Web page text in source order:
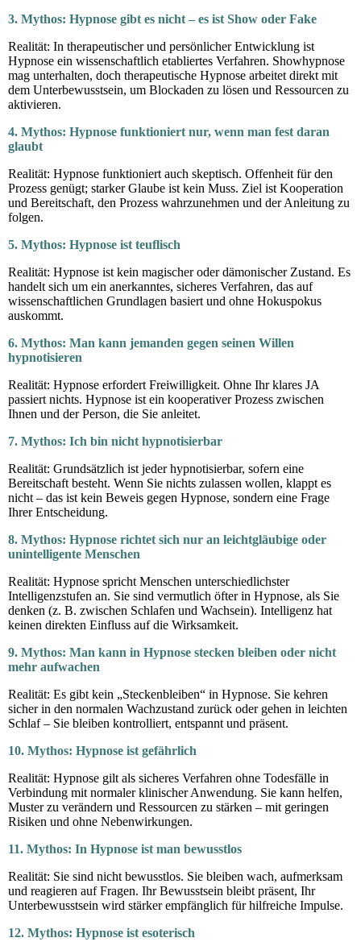
3. Mythos: Hypnose gibt es nicht – es ist Show oder Fake
Realität: In therapeutischer und persönlicher Entwicklung ist
Hypnose ein wissenschaftlich etabliertes Verfahren. Showhypnose
mag unterhalten, doch therapeutische Hypnose arbeitet direkt mit
dem Unterbewusstsein, um Blockaden zu lösen und Ressourcen zu
aktivieren.
4. Mythos: Hypnose funktioniert nur, wenn man fest daran
glaubt
Realität: Hypnose funktioniert auch skeptisch. Offenheit für den
Prozess genügt; starker Glaube ist kein Muss. Ziel ist Kooperation
und Bereitschaft, den Prozess wahrzunehmen und der Anleitung zu
folgen.
5. Mythos: Hypnose ist teuflisch
Realität: Hypnose ist kein magischer oder dämonischer Zustand. Es
handelt sich um ein anerkanntes, sicheres Verfahren, das auf
wissenschaftlichen Grundlagen basiert und ohne Hokuspokus
auskommt.
6. Mythos: Man kann jemanden gegen seinen Willen
hypnotisieren
Realität: Hypnose erfordert Freiwilligkeit. Ohne Ihr klares JA
passiert nichts. Hypnose ist ein kooperativer Prozess zwischen
Ihnen und der Person, die Sie anleitet.
7. Mythos: Ich bin nicht hypnotisierbar
Realität: Grundsätzlich ist jeder hypnotisierbar, sofern eine
Bereitschaft besteht. Wenn Sie nichts zulassen wollen, klappt es
nicht – das ist kein Beweis gegen Hypnose, sondern eine Frage
Ihrer Entscheidung.
8. Mythos: Hypnose richtet sich nur an leichtgläubige oder
unintelligente Menschen
Realität: Hypnose spricht Menschen unterschiedlichster
Intelligenzstufen an. Sie sind vermutlich öfter in Hypnose, als Sie
denken (z. B. zwischen Schlafen und Wachsein). Intelligenz hat
keinen direkten Einfluss auf die Wirksamkeit.
9. Mythos: Man kann in Hypnose stecken bleiben oder nicht
mehr aufwachen
Realität: Es gibt kein „Steckenbleiben“ in Hypnose. Sie kehren
sicher in den normalen Wachzustand zurück oder gehen in leichten
Schlaf – Sie bleiben kontrolliert, entspannt und präsent.
10. Mythos: Hypnose ist gefährlich
Realität: Hypnose gilt als sicheres Verfahren ohne Todesfälle in
Verbindung mit normaler klinischer Anwendung. Sie kann helfen,
Muster zu verändern und Ressourcen zu stärken – mit geringen
Risiken und ohne Nebenwirkungen.
11. Mythos: In Hypnose ist man bewusstlos
Realität: Sie sind nicht bewusstlos. Sie bleiben wach, aufmerksam
und reagieren auf Fragen. Ihr Bewusstsein bleibt präsent, Ihr
Unterbewusstsein wird stärker empfänglich für hilfreiche Impulse.
12. Mythos: Hypnose ist esoterisch